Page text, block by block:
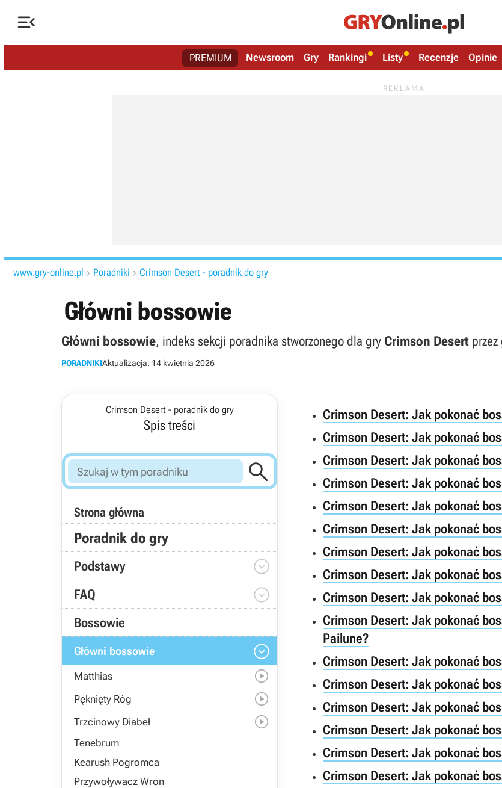

PREMIUM Newsroom Gry Rankingi Listy Recenzje Opinie
www.gry-online.pl  Poradniki  Crimson Desert - poradnik do gry
Główni bossowie
Główni bossowie, indeks sekcji poradnika stworzonego dla gry Crimson Desert
PORADNIKIAktualizacja: 14 kwietnia 2026
Crimson Desert - poradnik do gry
Spis treści

Strona główna
Poradnik do gry
Podstawy 
FAQ 
Bossowie
Główni bossowie 
Matthias 
Pęknięty Róg 
Trzcinowy Diabeł 
Tenebrum
Kearush Pogromca
Przywoływacz Wron
Crimson Desert: Jak pokonać
Crimson Desert: Jak pokonać
Crimson Desert: Jak pokonać
Crimson Desert: Jak pokonać
Crimson Desert: Jak pokonać
Crimson Desert: Jak pokonać
Crimson Desert: Jak pokonać
Crimson Desert: Jak pokonać
Crimson Desert: Jak pokonać
Crimson Desert: Jak pokonać
Pailune?
Crimson Desert: Jak pokonać
Crimson Desert: Jak pokonać
Crimson Desert: Jak pokonać
Crimson Desert: Jak pokonać
Crimson Desert: Jak pokonać
Crimson Desert: Jak pokonać